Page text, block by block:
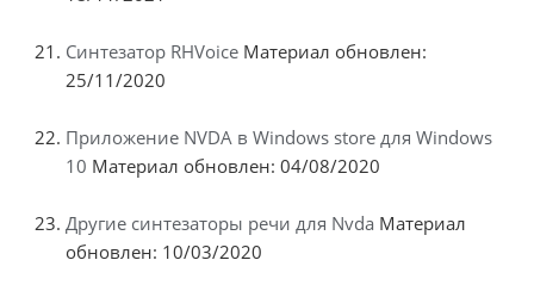
Синтезатор RHVoice Материал обновлен:
25/11/2020
Приложение NVDA в Windows store для Windows
10 Материал обновлен: 04/08/2020
Другие синтезаторы речи для Nvda Материал
обновлен: 10/03/2020